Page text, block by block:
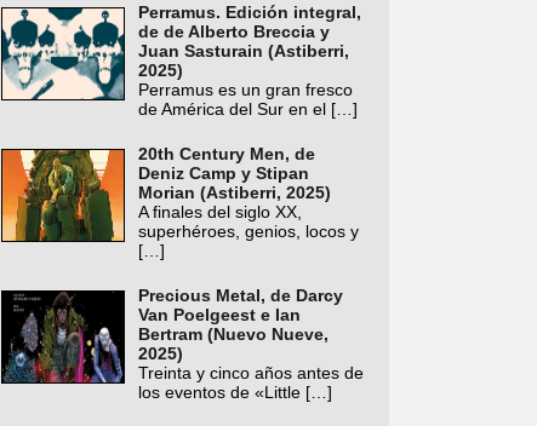
Perramus. Edición integral,
de de Alberto Breccia y
Juan Sasturain (Astiberri,
2025)
Perramus es un gran fresco
de América del Sur en el […]
20th Century Men, de
Deniz Camp y Stipan
Morian (Astiberri, 2025)
A finales del siglo XX,
superhéroes, genios, locos y
[…]
Precious Metal, de Darcy
Van Poelgeest e Ian
Bertram (Nuevo Nueve,
2025)
Treinta y cinco años antes de
los eventos de «Little […]